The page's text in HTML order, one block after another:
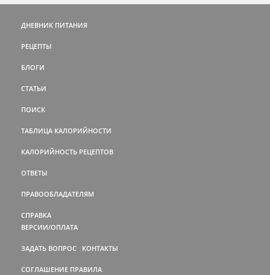
ДНЕВНИК ПИТАНИЯ
РЕЦЕПТЫ
БЛОГИ
СТАТЬИ
ПОИСК
ТАБЛИЦА КАЛОРИЙНОСТИ
КАЛОРИЙНОСТЬ РЕЦЕПТОВ
ОТВЕТЫ
ПРАВООБЛАДАТЕЛЯМ
СПРАВКА
ВЕРСИИ/ОПЛАТА
ЗАДАТЬ ВОПРОС КОНТАКТЫ
СОГЛАШЕНИЕ ПРАВИЛА